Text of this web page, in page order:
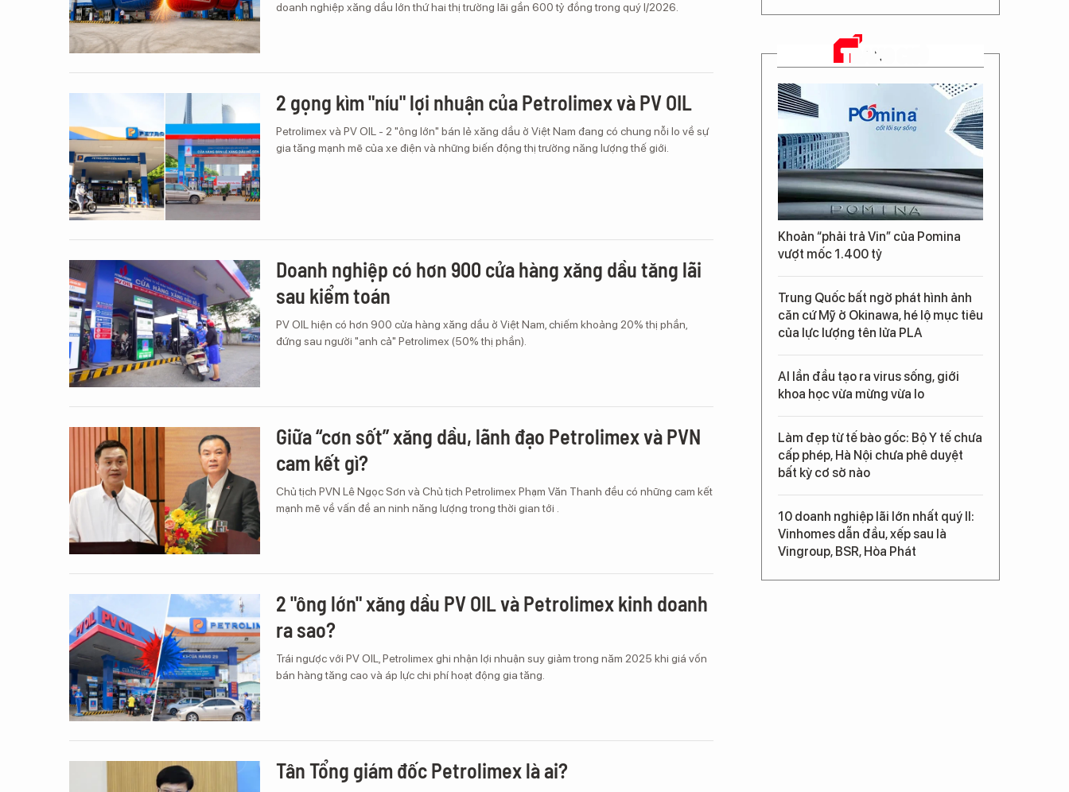
doanh nghiệp xăng dầu lớn thứ hai thị trường lãi gần 600 tỷ đồng trong quý I/2026.
2 gọng kìm "níu" lợi nhuận của Petrolimex và PV OIL
Petrolimex và PV OIL - 2 "ông lớn" bán lẻ xăng dầu ở Việt Nam đang có chung nỗi lo về sự
gia tăng mạnh mẽ của xe điện và những biến động thị trường năng lượng thế giới.
Doanh nghiệp có hơn 900 cửa hàng xăng dầu tăng lãi
sau kiểm toán
PV OIL hiện có hơn 900 cửa hàng xăng dầu ở Việt Nam, chiếm khoảng 20% thị phần,
đứng sau người "anh cả" Petrolimex (50% thị phần).
Giữa “cơn sốt” xăng dầu, lãnh đạo Petrolimex và PVN
cam kết gì?
Chủ tịch PVN Lê Ngọc Sơn và Chủ tịch Petrolimex Phạm Văn Thanh đều có những cam kết
mạnh mẽ về vấn đề an ninh năng lượng trong thời gian tới .
2 "ông lớn" xăng dầu PV OIL và Petrolimex kinh doanh
ra sao?
Trái ngược với PV OIL, Petrolimex ghi nhận lợi nhuận suy giảm trong năm 2025 khi giá vốn
bán hàng tăng cao và áp lực chi phí hoạt động gia tăng.
Tân Tổng giám đốc Petrolimex là ai?
TRANG CHỦ
Khoản “phải trả Vin” của Pomina
vượt mốc 1.400 tỷ
Trung Quốc bất ngờ phát hình ảnh
căn cứ Mỹ ở Okinawa, hé lộ mục tiêu
của lực lượng tên lửa PLA
AI lần đầu tạo ra virus sống, giới
khoa học vừa mừng vừa lo
Làm đẹp từ tế bào gốc: Bộ Y tế chưa
cấp phép, Hà Nội chưa phê duyệt
bất kỳ cơ sở nào
10 doanh nghiệp lãi lớn nhất quý II:
Vinhomes dẫn đầu, xếp sau là
Vingroup, BSR, Hòa Phát